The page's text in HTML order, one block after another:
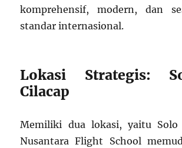
komprehensif, modern, dan
standar internasional.
Lokasi Strategis:
Cilacap
Memiliki dua lokasi, yaitu Solo
Nusantara Flight School